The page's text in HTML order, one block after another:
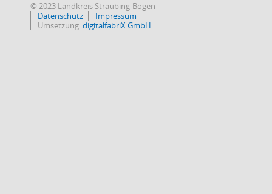
© 2023 Landkreis Straubing-Bogen
Datenschutz
Impressum
Umsetzung:digitalfabriX GmbH